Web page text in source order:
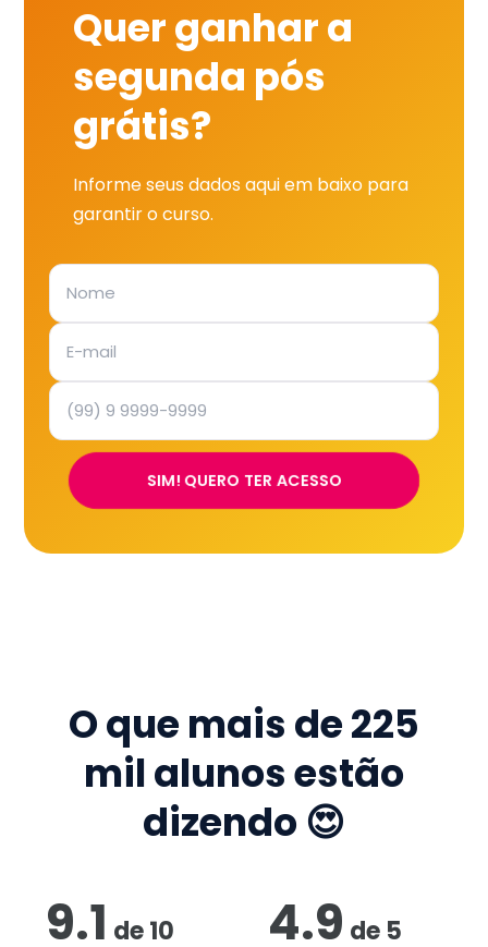
Quer ganhar a
segunda pós
grátis?
Informe seus dados aqui em baixo para
garantir o curso.
SIM! QUERO TER ACESSO
O que mais de225
mil alunos estão
dizendo 😍
9.1 de10 4.9 de 5